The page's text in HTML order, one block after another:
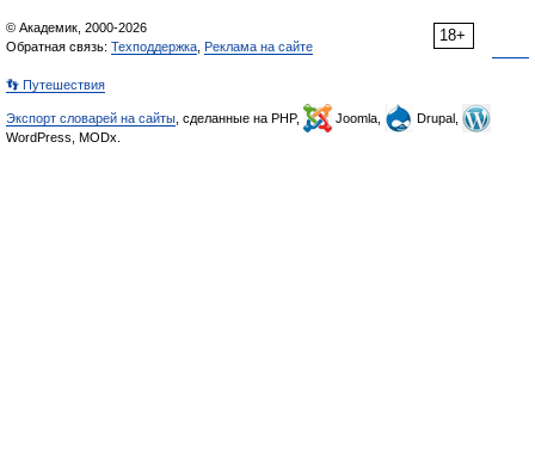
18+
© Академик, 2000-2026
Обратная связь: Техподдержка Реклама на сайте
👣 Путешествия
Экспорт словарей на сайты , сделанные на PHP, Joomla,
Drupal,
WordPress, MODx.